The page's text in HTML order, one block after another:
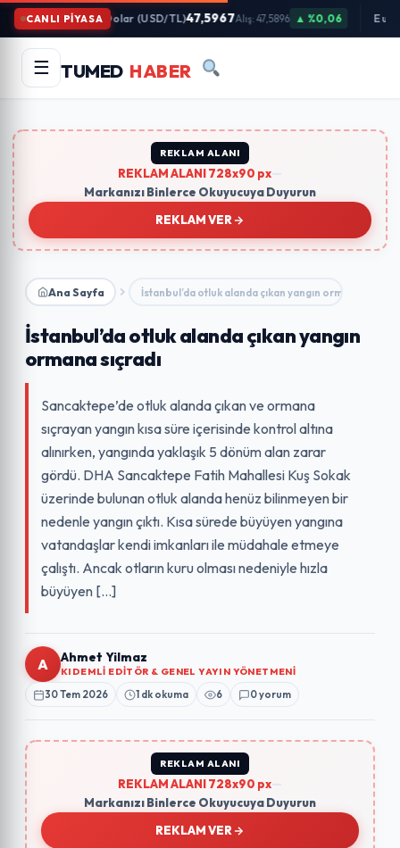
İçeriğe
Atla
CANLI PİYASA Dolar (USD/TL)47,5967Alış: 47,5896 ▲ %0,06
☰ TUMED HABER
Arama
yapın:
REKLAM ALANI
REKLAM ALANI 728x90 px
Markanızı Binlerce Okuyucuya Duyurun
REKLAM VER
Ana Sayfa İstanbul’da otluk alanda çıkan yangın ormana sıçradı
İstanbul’da otluk alanda çıkan yangın
ormana sıçradı
Sancaktepe’de otluk alanda çıkan ve ormana
sıçrayan yangın kısa süre içerisinde kontrol altına
alınırken, yangında yaklaşık 5 dönüm alan zarar
gördü. DHA Sancaktepe Fatih Mahallesi Kuş Sokak
üzerinde bulunan otluk alanda henüz bilinmeyen bir
nedenle yangın çıktı. Kısa sürede büyüyen yangına
vatandaşlar kendi imkanları ile müdahale etmeye
çalıştı. Ancak otların kuru olması nedeniyle hızla
büyüyen […]
A Ahmet Yilmaz
KIDEMLI EDITÖR & GENEL YAYIN YÖNETMENI
30 Tem 2026 1 dk okuma 6 0 yorum
REKLAM ALANI
REKLAM ALANI 728x90 px
Markanızı Binlerce Okuyucuya Duyurun
REKLAM VER